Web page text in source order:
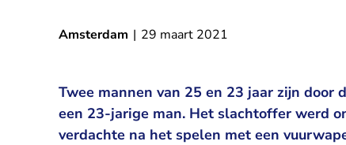
Amsterdam | 29 maart 2021
Twee mannen van 25 en 23 jaar zijn door
een 23-jarige man. Het slachtoffer werd
verdachte na het spelen met een